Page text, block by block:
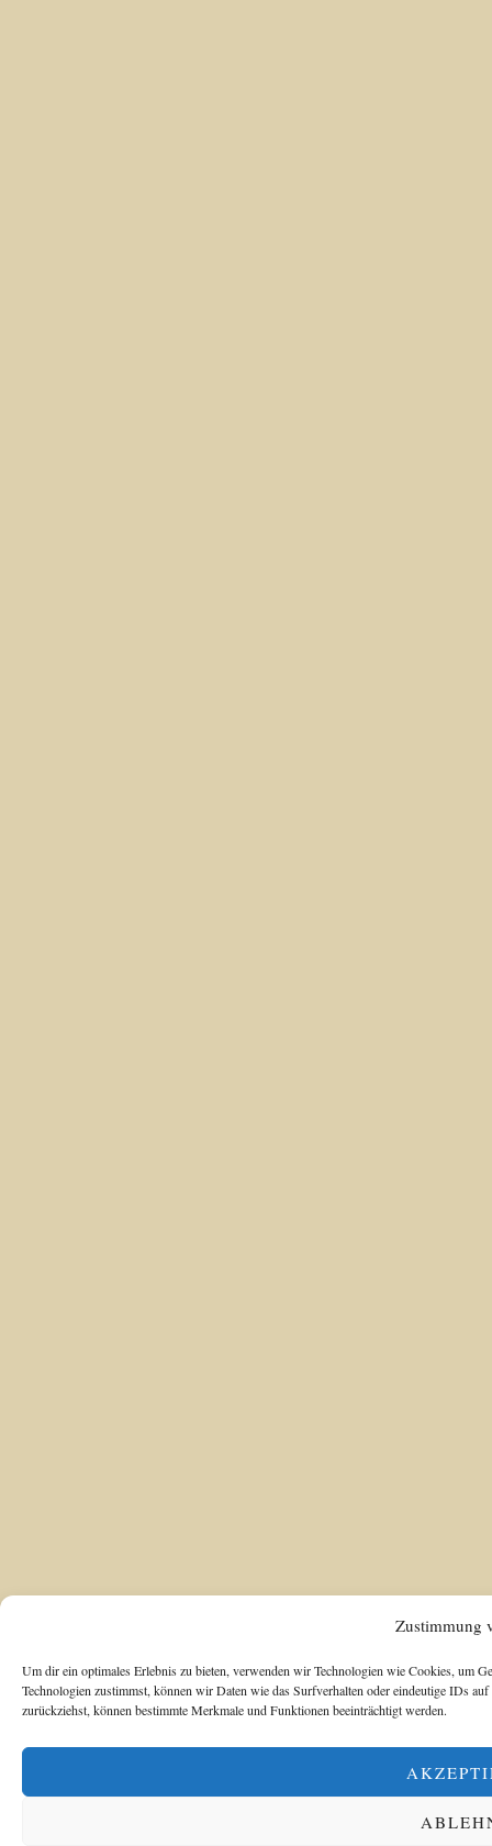
Zustimmung
Um dir ein optimales Erlebnis zu bieten, verwenden wir Technologien wie Cookies, um
Technologien zustimmst, können wir Daten wie das Surfverhalten oder eindeutige IDs
zurückziehst, können bestimmte Merkmale und Funktionen beeinträchtigt werden.